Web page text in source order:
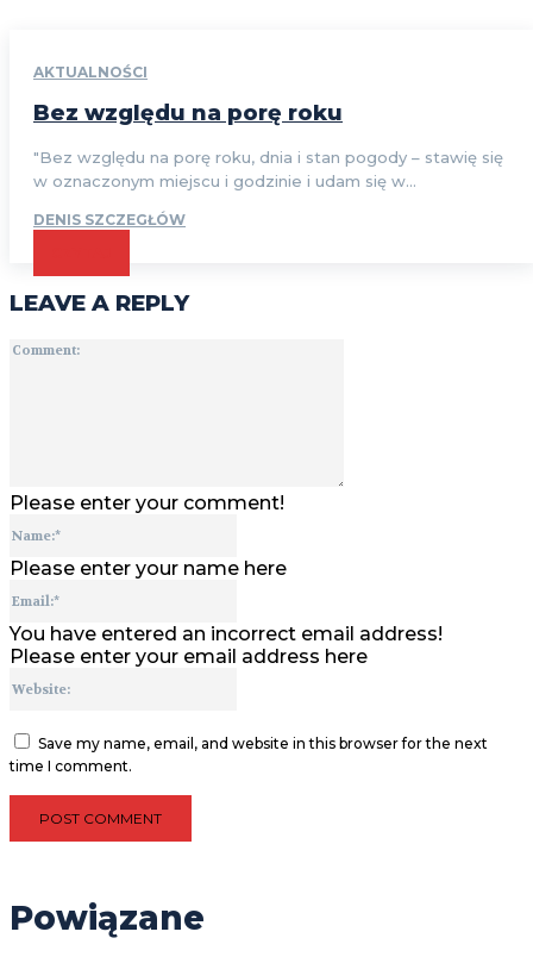
AKTUALNOŚCI
Bez względu na porę roku
"Bez względu na porę roku, dnia i stan pogody – stawię się
w oznaczonym miejscu i godzinie i udam się w...
DENIS SZCZEGŁÓW
LEAVE A REPLY
Please enter your comment!
Please enter your name here
You have entered an incorrect email address!
Please enter your email address here
Save my name, email, and website in this browser for the next
time I comment.
Powiązane